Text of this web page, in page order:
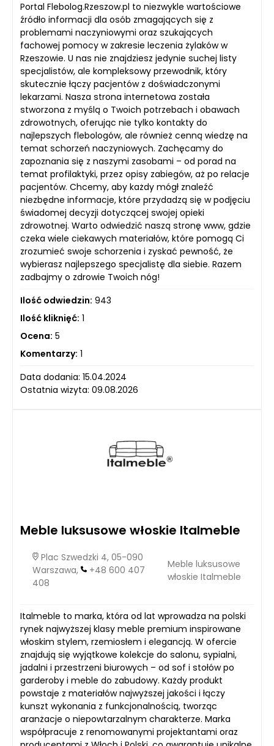
Portal Flebolog.Rzeszow.pl to niezwykle wartościowe
źródło informacji dla osób zmagających się z
problemami naczyniowymi oraz szukających
fachowej pomocy w zakresie leczenia żylaków w
Rzeszowie. U nas nie znajdziesz jedynie suchej listy
specjalistów, ale kompleksowy przewodnik, który
skutecznie łączy pacjentów z doświadczonymi
lekarzami. Nasza strona internetowa została
stworzona z myślą o Twoich potrzebach i obawach
zdrowotnych, oferując nie tylko kontakty do
najlepszych flebologów, ale również cenną wiedzę na
temat schorzeń naczyniowych. Zachęcamy do
zapoznania się z naszymi zasobami – od porad na
temat profilaktyki, przez opisy zabiegów, aż po relacje
pacjentów. Chcemy, aby każdy mógł znaleźć
niezbędne informacje, które przydadzą się w podjęciu
świadomej decyzji dotyczącej swojej opieki
zdrowotnej. Warto odwiedzić naszą stronę www, gdzie
czeka wiele ciekawych materiałów, które pomogą Ci
zrozumieć swoje schorzenia i zyskać pewność, że
wybierasz najlepszego specjalistę dla siebie. Razem
zadbajmy o zdrowie Twoich nóg!
Ilość odwiedzin: 943
Ilość kliknięć: 1
Ocena: 5
Komentarzy: 1
Data dodania: 15.04.2024
Ostatnia wizyta: 09.08.2026
Meble luksusowe włoskie Italmeble
Plac Szwedzki 4, 05-090
Warszawa,
+48 600 407
408
Meble luksusowe
włoskie Italmeble
Italmeble to marka, która od lat wprowadza na polski
rynek najwyższej klasy meble premium inspirowane
włoskim stylem, rzemiosłem i elegancją. W ofercie
znajdują się wyjątkowe kolekcje do salonu, sypialni,
jadalni i przestrzeni biurowych – od sof i stołów po
garderoby i meble do zabudowy. Każdy produkt
powstaje z materiałów najwyższej jakości i łączy
kunszt wykonania z funkcjonalnością, tworząc
aranżacje o niepowtarzalnym charakterze. Marka
współpracuje z renomowanymi projektantami oraz